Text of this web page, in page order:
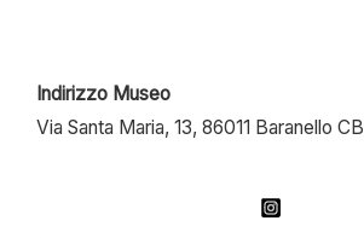
Indirizzo Museo
Via Santa Maria, 13, 86011 Baranello CB